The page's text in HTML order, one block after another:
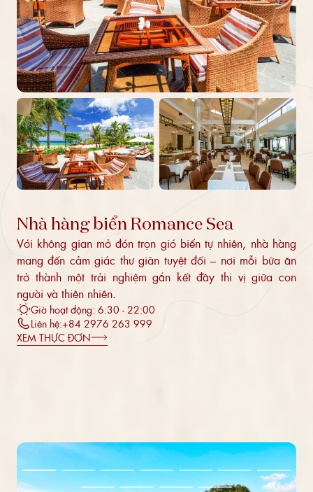
Nhà hàng biển Romance Sea
Với không gian mở đón trọn gió biển tự nhiên, nhà hàng
mang đến cảm giác thư giãn tuyệt đối – nơi mỗi bữa ăn
trở thành một trải nghiệm gắn kết đầy thi vị giữa con
người và thiên nhiên.
Giờ hoạt động: 6:30 - 22:00
Liên hệ:+84 2976 263 999
XEM THỰC ĐƠN